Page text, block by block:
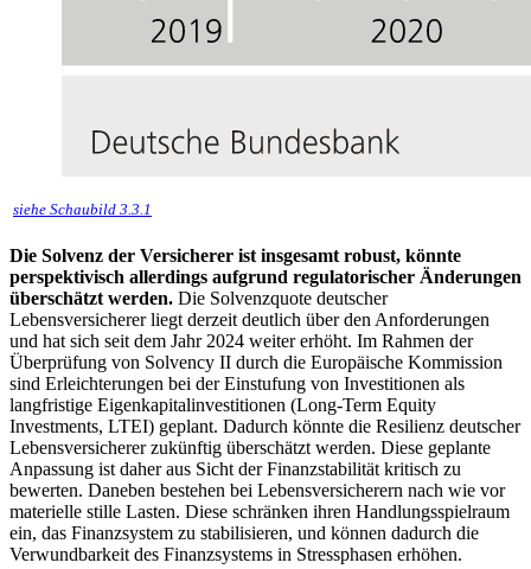
siehe Schaubild 3.3.1
Die Solvenz der Versicherer ist insgesamt robust, könnte
perspektivisch allerdings aufgrund regulatorischer Änderungen
überschätzt werden. Die Solvenzquote deutscher
Lebensversicherer liegt derzeit deutlich über den Anforderungen
und hat sich seit dem Jahr 2024 weiter erhöht. Im Rahmen der
Überprüfung von Solvency II durch die Europäische Kommission
sind Erleichterungen bei der Einstufung von Investitionen als
langfristige Eigenkapitalinvestitionen (Long-Term Equity
Investments, LTEI) geplant. Dadurch könnte die Resilienz deutscher
Lebensversicherer zukünftig überschätzt werden. Diese geplante
Anpassung ist daher aus Sicht der Finanzstabilität kritisch zu
bewerten. Daneben bestehen bei Lebensversicherern nach wie vor
materielle stille Lasten. Diese schränken ihren Handlungsspielraum
ein, das Finanzsystem zu stabilisieren, und können dadurch die
Verwundbarkeit des Finanzsystems in Stressphasen erhöhen.